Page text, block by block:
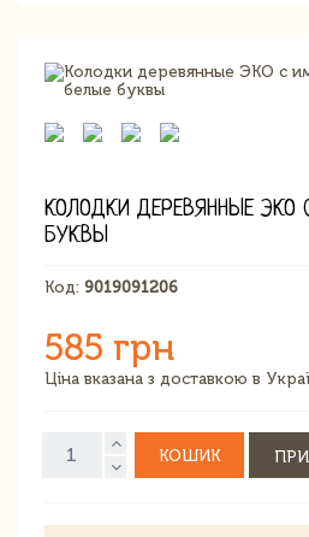
КОЛОДКИ ДЕРЕВЯННЫЕ ЭКО
БУКВЫ
Код: 9019091206
585 грн
Ціна вказана з доставкою в
КОШИК